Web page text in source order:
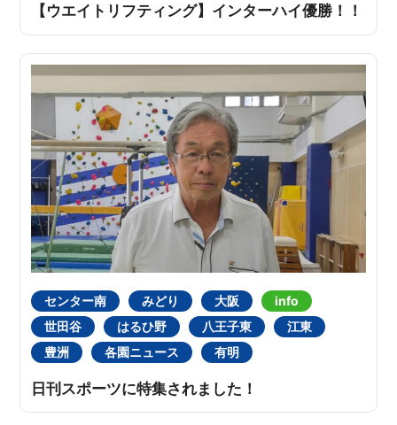
【ウエイトリフティング】インターハイ優勝！！
センター南 みどり 大阪
info
世田谷
はるひ野 八王子東
江東
豊洲
各園ニュース 有明
日刊スポーツに特集されました！